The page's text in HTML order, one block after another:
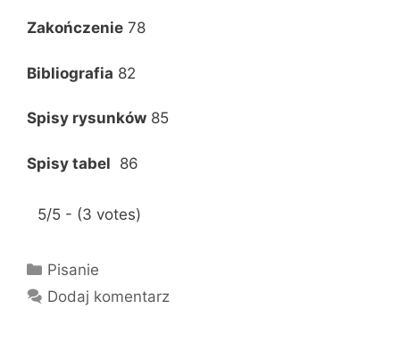
Zakończenie 78
Bibliografia 82
Spisy rysunków 85
Spisy tabel 86
5/5 - (3 votes)
K
a
Pisanie
Dodaj komentarz